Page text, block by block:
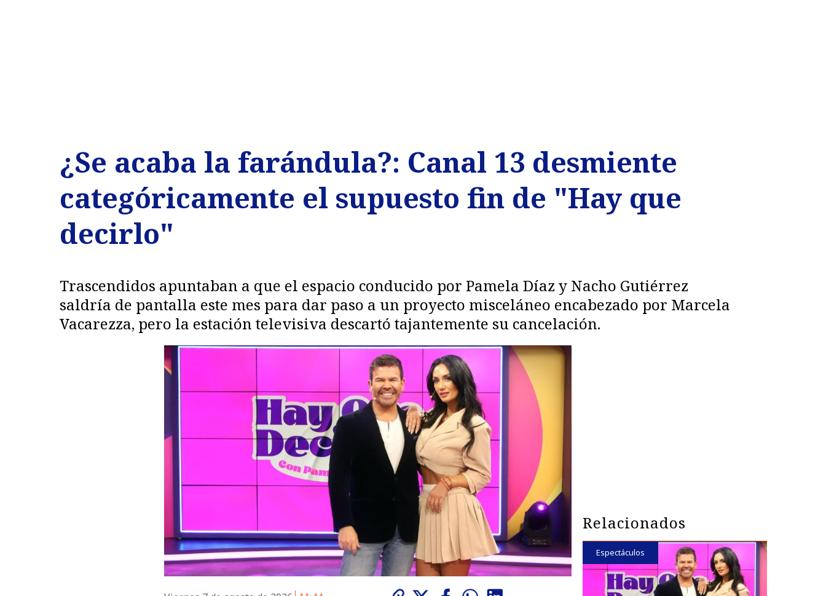
¿Se acaba la farándula?: Canal 13 desmiente
categóricamente el supuesto fin de "Hay que
decirlo"
Trascendidos apuntaban a que el espacio conducido por Pamela Díaz y Nacho Gutiérrez
saldría de pantalla este mes para dar paso a un proyecto misceláneo encabezado por Marcela
Vacarezza, pero la estación televisiva descartó tajantemente su cancelación.
Relacionados
Espectáculos